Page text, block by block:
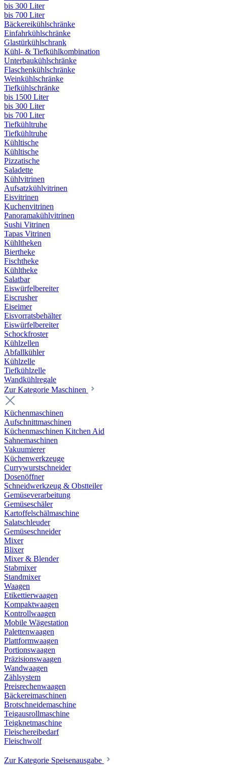
bis 300 Liter
bis 700 Liter
Bäckereikühlschränke
Einfahrkühlschränke
Glastürkühlschrank
Kühl- & Tiefkühlkombination
Unterbaukühlschränke
Flaschenkühlschränke
Weinkühlschränke
Tiefkühlschränke
bis 1500 Liter
bis 300 Liter
bis 700 Liter
Tiefkühltruhe
Tiefkühltruhe
Kühltische
Kühltische
Pizzatische
Saladette
Kühlvitrinen
Aufsatzkühlvitrinen
Eisvitrinen
Kuchenvitrinen
Panoramakühlvitrinen
Sushi Vitrinen
Tapas Vitrinen
Kühltheken
Biertheke
Fischtheke
Kühltheke
Salatbar
Eiswürfelbereiter
Eiscrusher
Eiseimer
Eisvorratsbehälter
Eiswürfelbereiter
Schockfroster
Kühlzellen
Abfallkühler
Kühlzelle
Tiefkühlzelle
Wandkühlregale
Zur Kategorie Maschinen
Küchenmaschinen
Aufschnittmaschinen
Küchenmaschinen Kitchen Aid
Sahnemaschinen
Vakuumierer
Küchenwerkzeuge
Currywurstschneider
Dosenöffner
Schneidwerkzeug & Obstteiler
Gemüseverarbeitung
Gemüseschäler
Kartoffelschälmaschine
Salatschleuder
Gemüseschneider
Mixer
Blixer
Mixer & Blender
Stabmixer
Standmixer
Waagen
Etikettierwaagen
Kompaktwaagen
Kontrollwaagen
Mobile Wägestation
Palettenwaagen
Plattformwaagen
Portionswaagen
Präzisionswaagen
Wandwaagen
Zählsystem
Preisrechenwaagen
Bäckereimaschinen
Brotschneidemaschine
Teigausrollmaschine
Teigknetmaschine
Fleischereibedarf
Fleischwolf
Zur Kategorie Speisenausgabe